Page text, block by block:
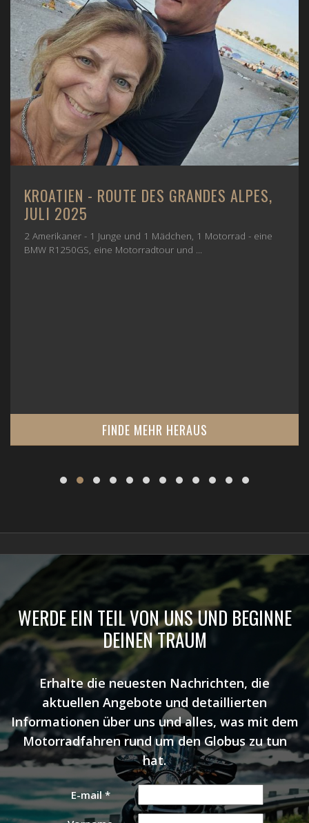
KROATIEN - ROUTE DES GRANDES ALPES,
JULI 2025
2 Amerikaner - 1 Junge und 1 Mädchen, 1 Motorrad - eine
BMW R1250GS, eine Motorradtour und ...
FINDE MEHR HERAUS
WERDE EIN TEIL VON UNS UND BEGINNE
DEINEN TRAUM
Erhalte die neuesten Nachrichten, die
aktuellen Angebote und detaillierten
Informationen über uns und alles, was mit dem
Motorradfahren rund um den Globus zu tun
hat.
E-mail*